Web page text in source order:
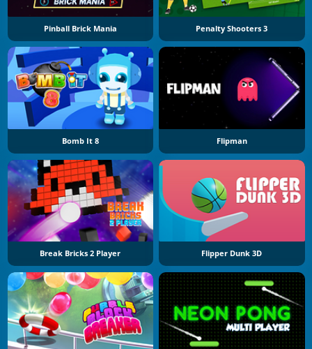
Pinball Brick Mania Penalty Shooters 3
Bomb It 8 Flipman
Break Bricks 2 Player Flipper Dunk 3D